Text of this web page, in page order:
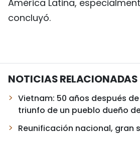
América Latina,
concluyó.
NOTICIAS RELACIONADAS
Vietnam: 50 años después
triunfo de un pueblo dueño
Reunificación nacional, gran